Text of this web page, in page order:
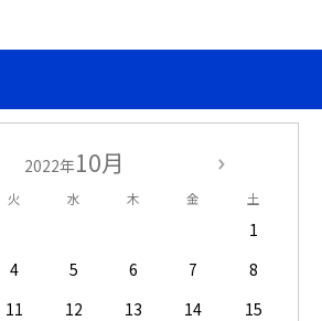
2022年10月
火 水 木 金 土
1
4 5 6 7
8
11 12 13 14
15